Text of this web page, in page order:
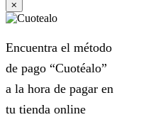
⨉
Encuentra el método
de pago “Cuotéalo”
a la hora de pagar en
tu tienda online